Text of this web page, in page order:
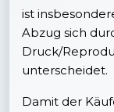
ist
Abzug sich
Druck/
unterscheidet.
Damit der